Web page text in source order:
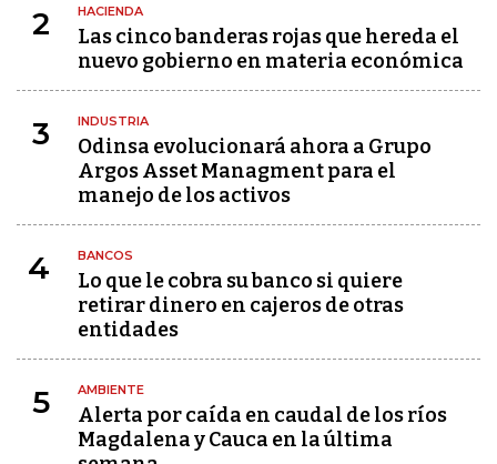
2 HACIENDA
Las cinco banderas rojas que hereda el
nuevo gobierno en materia económica
3 INDUSTRIA
Odinsa evolucionará ahora a Grupo
Argos Asset Managment para el
manejo de los activos
4 BANCOS
Lo que le cobra su banco si quiere
retirar dinero en cajeros de otras
entidades
5 AMBIENTE
Alerta por caída en caudal de los ríos
Magdalena y Cauca en la última